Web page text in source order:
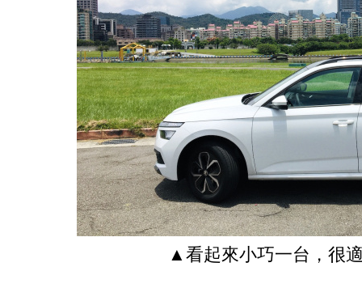
▲看起來小巧一台，很